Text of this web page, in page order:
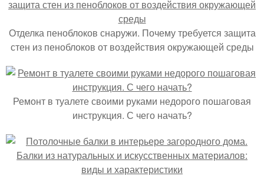
Отделка пеноблоков снаружи. Почему требуется защита
стен из пеноблоков от воздействия окружающей среды
Ремонт в туалете своими руками недорого пошаговая
инструкция. С чего начать?